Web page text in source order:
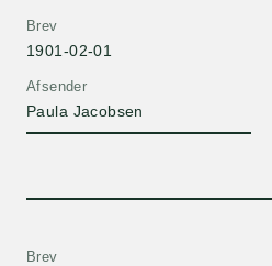
Afsender
Paula Jacobsen
Brev
1901-02-01
Brev